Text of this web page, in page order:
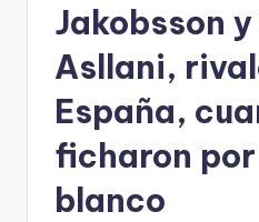
Jakobsson
Asllani,
España,
ficharon
blanco